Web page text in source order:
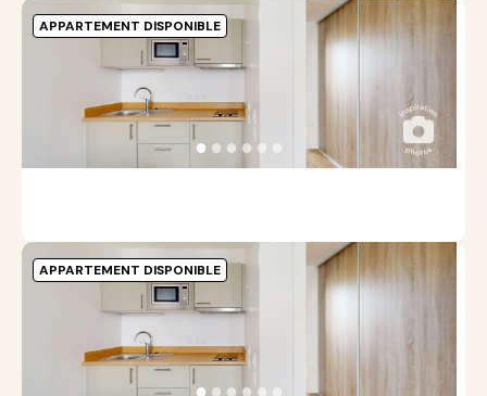
●● ● ● ● ●
APPARTEMENT DISPONIBLE
APPARTEMENT DISPONIBLE